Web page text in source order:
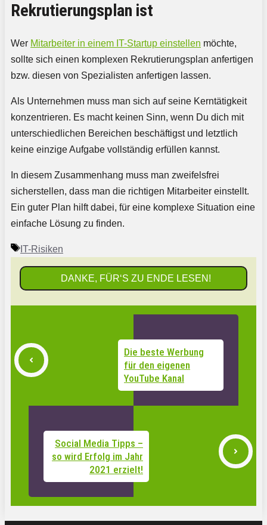
Rekrutierungsplan ist
Wer Mitarbeiter in einem IT-Startup einstellen möchte,
sollte sich einen komplexen Rekrutierungsplan anfertigen
bzw. diesen von Spezialisten anfertigen lassen.
Als Unternehmen muss man sich auf seine Kerntätigkeit
konzentrieren. Es macht keinen Sinn, wenn Du dich mit
unterschiedlichen Bereichen beschäftigst und letztlich
keine einzige Aufgabe vollständig erfüllen kannst.
In diesem Zusammenhang muss man zweifelsfrei
sicherstellen, dass man die richtigen Mitarbeiter einstellt.
Ein guter Plan hilft dabei, für eine komplexe Situation eine
einfache Lösung zu finden.
Schlagwörter
IT-Risiken
DANKE, FÜR‘S ZU ENDE LESEN!
Die beste Werbung
für den eigenen
YouTube Kanal
Social Media Tipps –
so wird Erfolg im Jahr
2021 erzielt!